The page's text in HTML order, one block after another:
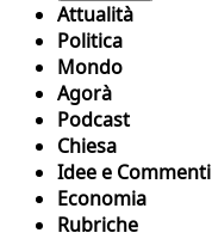
Attualità
Politica
Mondo
Agorà
Podcast
Chiesa
Idee e Commenti
Economia
Rubriche